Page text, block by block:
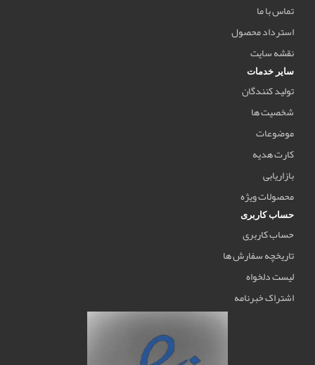
تماس با ما
استرداد محصول
نقشه سایت
سایر خدمات
تولید کنندگان
شخصیت ها
موضوعات
کارت هدیه
بازاریابی
محصولات ویژه
حساب کاربری
حساب کاربری
تاریخچه سفارش ها
لیست دلخواه
اشتراک خبرنامه